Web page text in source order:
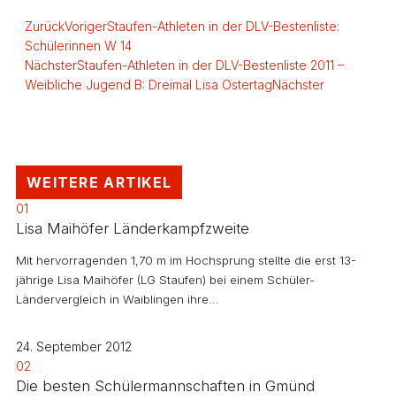
ZurückVorigerStaufen-Athleten in der DLV-Bestenliste:
Schülerinnen W 14
NächsterStaufen-Athleten in der DLV-Bestenliste 2011 –
Weibliche Jugend B: Dreimal Lisa OstertagNächster
WEITERE ARTIKEL
01
Lisa Maihöfer Länderkampfzweite
Mit hervorragenden 1,70 m im Hochsprung stellte die erst 13-
jährige Lisa Maihöfer (LG Staufen) bei einem Schüler-
Ländervergleich in Waiblingen ihre…
24. September 2012
02
Die besten Schülermannschaften in Gmünd